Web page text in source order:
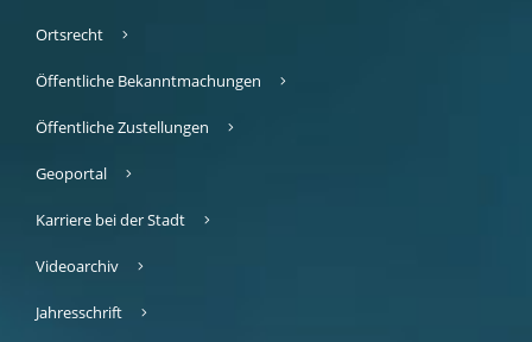
Ortsrecht
Öffentliche Bekanntmachungen
Öffentliche Zustellungen
Geoportal
Karriere bei der Stadt
Videoarchiv
Jahresschrift